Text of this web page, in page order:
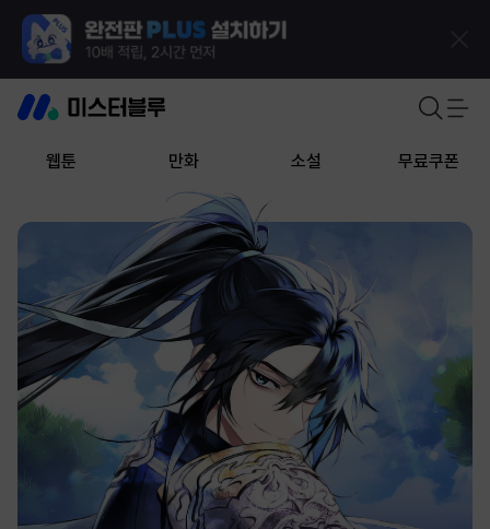
웹툰 만화 소설 무료쿠폰